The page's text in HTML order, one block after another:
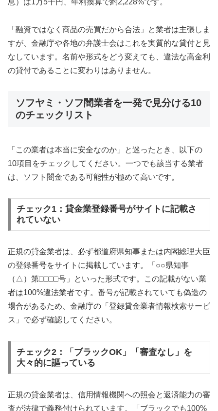
「融資ではなく商品の売買だから合法」と業者は主張しま
すが、金融庁や各地の弁護士会はこれを実質的な貸付と見
なしています。名前や形式をどう変えても、違法な高金利
の貸付であることに変わりはありません。
ソフヤミ・ソフ闇業者を一発で見分ける10
のチェックリスト
「この業者は本当に安全なのか」と迷ったとき、以下の
10項目をチェックしてください。一つでも該当する業者
は、ソフト闇金である可能性が極めて高いです。
チェック1：貸金業登録番号がサイトに記載さ
れていない
正規の貸金業者は、必ず都道府県知事または内閣総理大臣
の登録番号をサイトに掲載しています。「○○県知事
（△）第□□□□号」といった形式です。この記載がない業
者は100%違法業者です。番号が記載されていても偽造の
場合があるため、金融庁の「登録貸金業者情報検索サービ
ス」で必ず確認してください。
チェック2：「ブラックOK」「審査なし」を
大々的に謳っている
正規の貸金業者は、信用情報機関への照会と返済能力の審
査が法律で義務付けられています。「ブラックでも100%